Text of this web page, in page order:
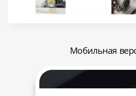
Мобильная